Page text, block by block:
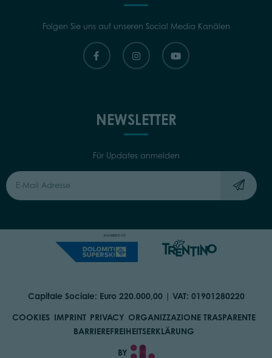
Folgen Sie uns auf unseren Social Media Kanälen
NEWSLETTER
Für Updates anmelden
Capitale Sociale: Euro 220.000,00 | VAT: 01901280220
COOKIES IMPRINT PRIVACY ORGANIZZAZIONE TRASPARENTE
BARRIEREFREIHEITSERKLÄRUNG
BY